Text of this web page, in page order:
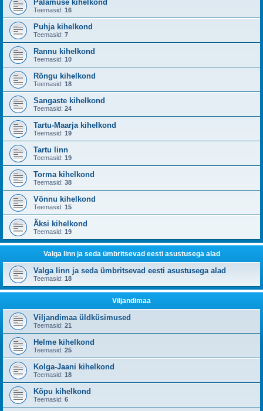
Palamuse kihelkond
Teemasid: 16
Puhja kihelkond
Teemasid: 7
Rannu kihelkond
Teemasid: 10
Rõngu kihelkond
Teemasid: 18
Sangaste kihelkond
Teemasid: 24
Tartu-Maarja kihelkond
Teemasid: 19
Tartu linn
Teemasid: 19
Torma kihelkond
Teemasid: 38
Võnnu kihelkond
Teemasid: 15
Äksi kihelkond
Teemasid: 19
Valga linn ja seda ümbritsevad eesti asustusega alad
Valga linn ja seda ümbritsevad eesti asustusega alad
Teemasid: 18
Viljandimaa
Viljandimaa üldküsimused
Teemasid: 21
Helme kihelkond
Teemasid: 25
Kolga-Jaani kihelkond
Teemasid: 18
Kõpu kihelkond
Teemasid: 6